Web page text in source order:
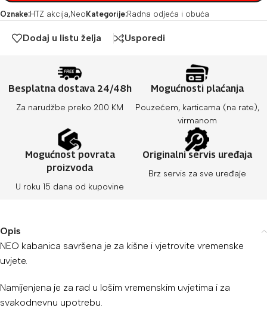
Oznake:HTZ akcija,Neo Kategorije:Radna odjeća i obuća
Dodaj u listu želja Usporedi
Besplatna dostava 24/48h
Za narudžbe preko 200 KM
Mogućnosti plaćanja
Pouzećem, karticama (na rate),
virmanom
Mogućnost povrata
proizvoda
U roku 15 dana od kupovine
Originalni servis uređaja
Brz servis za sve uređaje
Opis
NEO kabanica savršena je za kišne i vjetrovite vremenske
uvjete.
Namijenjena je za rad u lošim vremenskim uvjetima i za
svakodnevnu upotrebu.